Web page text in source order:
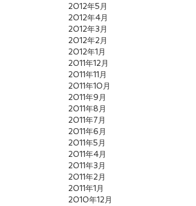
2012年5月
2012年4月
2012年3月
2012年2月
2012年1月
2011年12月
2011年11月
2011年10月
2011年9月
2011年8月
2011年7月
2011年6月
2011年5月
2011年4月
2011年3月
2011年2月
2011年1月
2010年12月